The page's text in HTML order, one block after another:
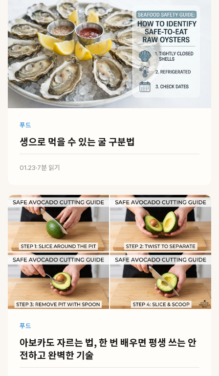
푸드
생으로 먹을 수 있는 굴 구분법
01.23·7분 읽기
푸드
아보카도 자르는 법, 한 번 배우면 평생 쓰는 안
전하고 완벽한 기술